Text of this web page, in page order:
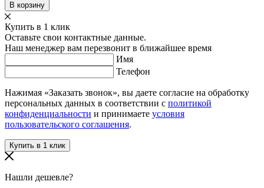
В корзину
Купить в 1 клик
Оставьте свои контактные данные.
Наш менеджер вам перезвонит в ближайшее время
Имя
Телефон
Нажимая «Заказать звонок», вы даете согласие на обработку
персональных данных в соответствии с политикой
конфиденциальности и принимаете условия
пользовательского соглашения.
Нашли дешевле?